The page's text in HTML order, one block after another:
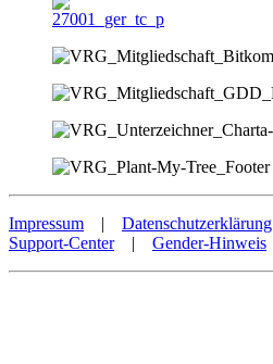
Impressum Datenschutzerklärung
Support-Center| Gender-Hinweis